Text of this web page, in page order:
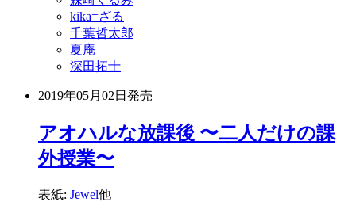
kika=ざる
千葉哲太郎
夏庵
深田拓士
2019年05月02日 発売
アオハルな放課後 〜二人だけの課
外授業〜
表紙: Jewel他